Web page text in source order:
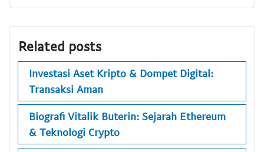
Related posts
Investasi Aset Kripto & Dompet Digital:
Transaksi Aman
Biografi Vitalik Buterin: Sejarah Ethereum
& Teknologi Crypto